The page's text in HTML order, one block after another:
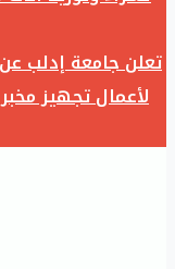
تعلن جامعة إدلب
لأعمال تجهيز